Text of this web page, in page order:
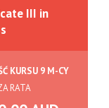
III in
KURSU 9 M-CY
RATA